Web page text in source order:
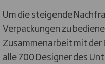
Um die steigende
Verpackungen zu
Zusammenarbeit mit der
alle 700 Designer des